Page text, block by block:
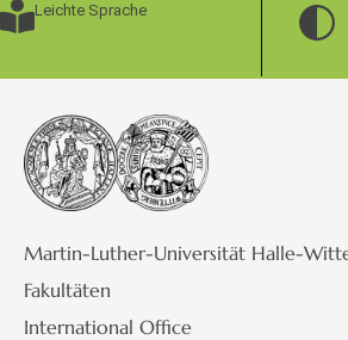
Leichte Sprache
Martin-Luther-Universität Halle-
Fakultäten
International Office